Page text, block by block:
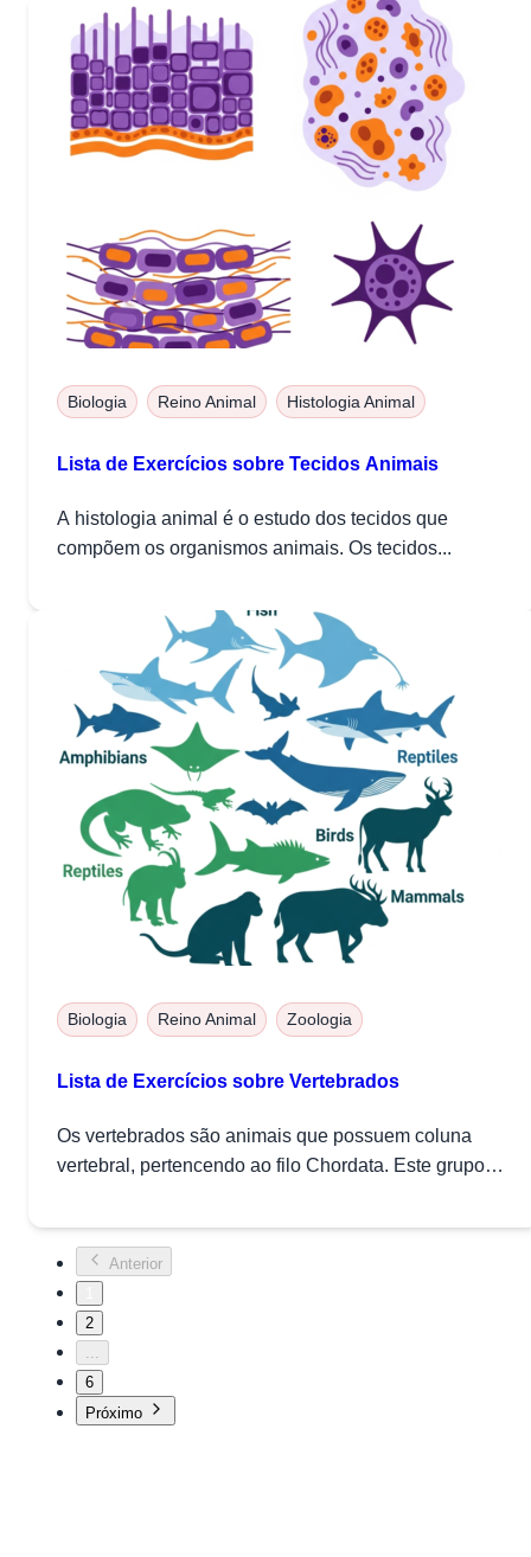
Biologia Reino Animal Histologia Animal
Lista de Exercícios sobre Tecidos Animais
A histologia animal é o estudo dos tecidos que
compõem os organismos animais. Os tecidos...
Biologia Reino Animal Zoologia
Lista de Exercícios sobre Vertebrados
Os vertebrados são animais que possuem coluna
vertebral, pertencendo ao filo Chordata. Este grupo
Anterior
2
...
6
Próximo